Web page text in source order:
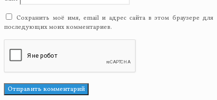
Сохранить моё имя, email и адрес сайта в этом браузере для
последующих моих комментариев.